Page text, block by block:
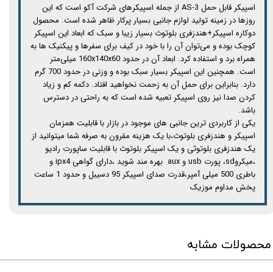
اسپیکر قابل حمل AS-3 از جمله اسپیکرهای شرکت آکو است که این
روزها در زمینه تولید لوازم جانبی بسیار پرکار ظاهر شده است. محصول
دوکاره اسپیکر+هندزفری بلوتوث بسیار زیبا و سبک که ابعاد این اسپیکر
کوچک بوده و می‌توان آن را با خود در کیف برای سفرها و پیکنیک ها به
همراه برد و استفاده کرد. ابعاد آن در حدود 160x140x60 میلی‌متر
است. همچنین این اسپیکر بسیار سبک بوده و وزنی در حدود 700 گرم
دارد. بنابراین برای حمل آن به زحمت نخواهید افتاد. دکمه کم و زیاد
کردن صدا نیز روی اسپیکر تعبیه شده است که به راحتی در دسترس
باشد.
یکی از کاربردی ترین جانبی های موجود در بازار با قابلیت همزمان
اسپیکر و هندزفری بلوتوث،با یک هزینه مقرون به صرفه شما میتوانید از
یک هندزفری بلوتوثی و یک اسپیکر بلوتوث با قابلیت ساپورت رادیو
،میکروsd، پورت usb و aux بهره مند شوید ،دارای گواهی ipx4 و
باطری 500 میلی آمپر،قدرت صدای اسپیکر 95 دسیبل و حدود 1 ساعت
پخش مداوم موزیک
محصولات مشابه